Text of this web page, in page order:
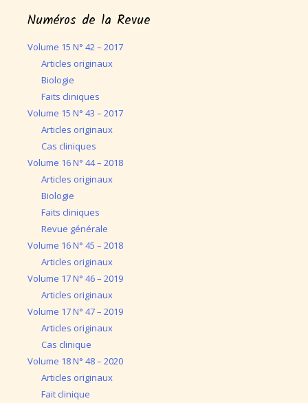
Numéros de la Revue
Volume 15 N° 42 – 2017
Articles originaux
Biologie
Faits cliniques
Volume 15 N° 43 – 2017
Articles originaux
Cas cliniques
Volume 16 N° 44 – 2018
Articles originaux
Biologie
Faits cliniques
Revue générale
Volume 16 N° 45 – 2018
Articles originaux
Volume 17 N° 46 – 2019
Articles originaux
Volume 17 N° 47 – 2019
Articles originaux
Cas clinique
Volume 18 N° 48 – 2020
Articles originaux
Fait clinique